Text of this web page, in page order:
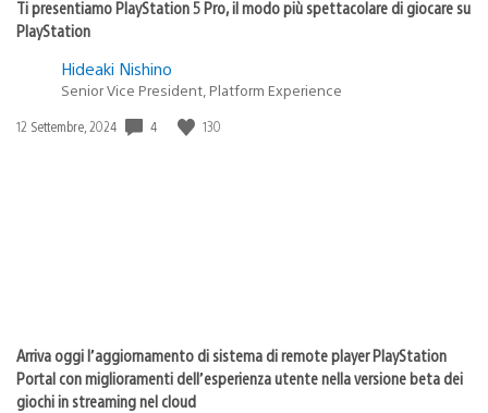
Ti presentiamo PlayStation 5 Pro, il modo più spettacolare di giocare su
PlayStation
Hideaki Nishino
Senior Vice President, Platform Experience
Data
12 Settembre, 2024 4 130
Arriva oggi l’aggiornamento di sistema di remote player PlayStation
Portal con miglioramenti dell’esperienza utente nella versione beta dei
giochi in streaming nel cloud